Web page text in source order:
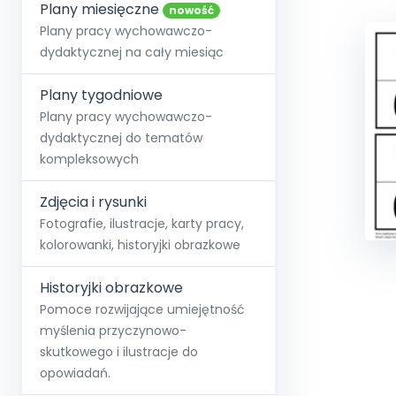
Społeczność
+48 12 631 04 10
kontakt@blizejprzedszkola.pl
O miesięczniku
Strona główna
Strefy,
O Akademii
Akademia
Poznaj pakiet MAX
Testuj przez 7 dni
E-
Pełen
Wszystkie projekty
Skontaktuj się
Dodaj wpis
Plany miesięczne nowość
Plany pracy wychowawczo-
dydaktycznej na cały miesiąc
Plany tygodniowe
Plany pracy wychowawczo-
dydaktycznej do tematów
kompleksowych
Zdjęcia i rysunki
Fotografie, ilustracje, karty pracy,
kolorowanki, historyjki obrazkowe
Historyjki obrazkowe
Pomoce rozwijające umiejętność
myślenia przyczynowo-
skutkowego i ilustracje do
opowiadań.